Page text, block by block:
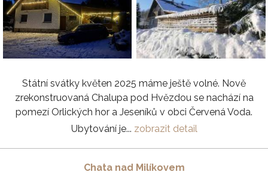
Státní svátky květen 2025 máme ještě volné. Nově
zrekonstruovaná Chalupa pod Hvězdou se nachází na
pomezí Orlických hor a Jeseníků v obci Červená Voda.
Ubytování je... zobrazit detail
Chata nad Milíkovem